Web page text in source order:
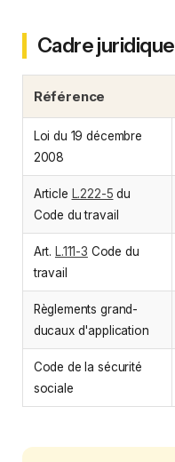
Cadre juridique
Référence
Loi du 19 décembre
2008
Article L.222-5 du
Code du travail
Art. L.111-3 Code du
travail
Règlements grand-
ducaux d'application
Code de la sécurité
sociale